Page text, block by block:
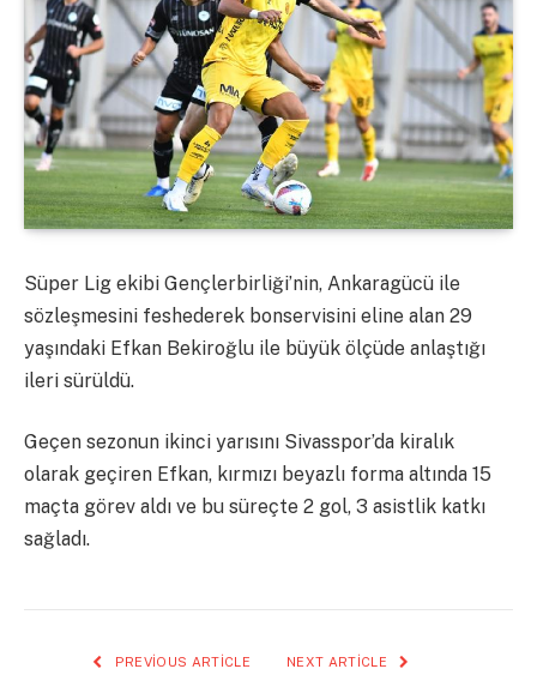
Süper Lig ekibi Gençlerbirliği’nin, Ankaragücü ile
sözleşmesini feshederek bonservisini eline alan 29
yaşındaki Efkan Bekiroğlu ile büyük ölçüde anlaştığı
ileri sürüldü.
Geçen sezonun ikinci yarısını Sivasspor’da kiralık
olarak geçiren Efkan, kırmızı beyazlı forma altında 15
maçta görev aldı ve bu süreçte 2 gol, 3 asistlik katkı
sağladı.
PREVIOUS ARTICLE NEXT ARTICLE